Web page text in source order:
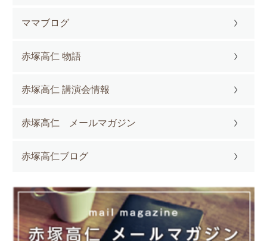
ママブログ
赤塚高仁 物語
赤塚高仁 講演会情報
赤塚高仁 メールマガジン
赤塚高仁ブログ